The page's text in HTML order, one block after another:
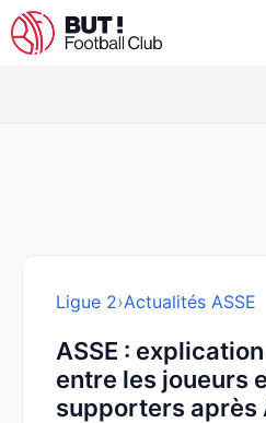
Aller
au
Ligue 2›Actualités ASSE
ASSE :
entre les joueurs
supporters après